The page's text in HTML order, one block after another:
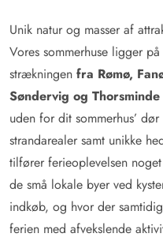
Unik natur og masser af
Vores sommerhuse ligger
strækningen fra Rømø,
Søndervig og
uden for dit sommerhus’
strandarealer samt unikke
tilfører ferieoplevelsen
de små lokale byer ved
indkøb, og hvor der
ferien med afvekslende